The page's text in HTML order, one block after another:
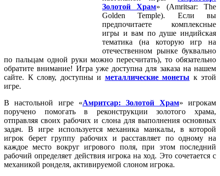
Золотой Храм» (Amritsar: The
Golden Temple). Если вы
предпочитаете комплексные
игры и вам по душе индийская
тематика (на которую игр на
отечественном рынке буквально
по пальцам одной руки можно пересчитать), то обязательно
обратите внимание! Игра уже доступна для заказа на нашем
сайте. К слову, доступны и металлические монеты к этой
игре.
В настольной игре «Амритсар: Золотой Храм» игрокам
поручено помогать в реконструкции золотого храма,
отправляя своих рабочих и слона для выполнения основных
задач. В игре используется механика манкалы, в которой
игрок берет группу рабочих и расставляет по одному на
каждое место вокруг игрового поля, при этом последний
рабочий определяет действия игрока на ход. Это сочетается с
механикой ронделя, активируемой слоном игрока.